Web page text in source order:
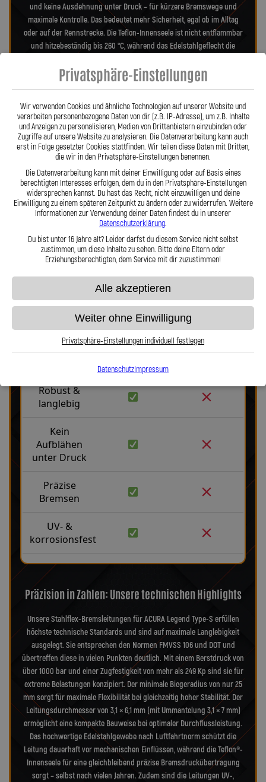
Stahlflex vs. Gummi
Stahlflex
Robust &
langlebig
Kein
Aufblähen
unter Druck
Präzise
Bremsen
UV- &
korrosionsfest
und keine Ausdehnung unter Druck – für kürzere Bremswege und
maximale Kontrolle. Das bedeutet mehr Sicherheit, egal ob im Alltag
oder auf der Rennstrecke. Die Teflon-Innenseele ist nicht entflammbar
und hitzebeständig bis 260 °C, während das Edelstahlgeflecht die
Einflüssen macht. Es schützt zuverlässig vor Marderbissen, Witterung
und Beschädigungen – ein regelmäßiger Austausch wie bei
dauerhaft ein sicheres Gefühl beim Fahren. Unsere ausjustierbaren,
verdrehbaren Anschlüsse ermöglichen eine drallfreie und
spannungsfreie Verlegung. Ob Sonderanfertigung oder anbaufertiges
Stahlflex-Kit – jede Leitung wird passgenau und präzise gefertigt. Mit
den Stahlflex-Bremsleitungen von Lothar Spiegler Kfz-Leitungen GmbH
entscheiden Sie sich für echte deutsche Qualität, höchste Sicherheit
und ein Produkt, das hält, was es verspricht.
Hier zu unserem Video „Stahlflex vs. Gummi“
Präzision in Zahlen: Unsere technischen Highlights
Unsere Stahlflex-Bremsleitungen für ACURA Legend Type-S erfüllen
höchste technische Standards und sind auf maximale Langlebigkeit
ausgelegt. Sie entsprechen den Normen FMVSS 106 und DOT und
übertreffen diese in vielen Punkten deutlich. Mit einem Berstdruck von
über 1000 bar und einer Zugfestigkeit von mehr als 249 Kp sind sie für
extreme Belastungen konzipiert. Der minimale Biegeradius von nur 25
mm sorgt für maximale Flexibilität bei gleichzeitig hoher Stabilität. Der
Leitungsdurchmesser von 3,1 × 6,1 mm (mit Ummantelung 3,1 × 7 mm)
ermöglicht eine kompakte Bauweise bei optimaler Durchflussleistung.
Das hochwertige Edelstahlgewebe nach Luftfahrtnorm schützt die
Leitung dauerhaft vor mechanischen Einflüssen, während die Teflon®-
Innenseele für eine gleichbleibend präzise Bremsdruckübertragung
sorgt – selbst nach vielen Jahren. Zudem sind die Leitungen UV-,
Privatsphäre-Einstellungen
Wir verwenden Cookies und ähnliche Technologien auf unserer Website und
verarbeiten personenbezogene Daten von dir (z.B. IP-Adresse), um z.B. Inhalte
und Anzeigen zu personalisieren, Medien von Drittanbietern einzubinden oder
Zugriffe auf unsere Website zu analysieren. Die Datenverarbeitung kann auch
erst in Folge gesetzter Cookies stattfinden. Wir teilen diese Daten mit Dritten,
die wir in den Privatsphäre-Einstellungen benennen.
Die Datenverarbeitung kann mit deiner Einwilligung oder auf Basis eines
berechtigten Interesses erfolgen, dem du in den Privatsphäre-Einstellungen
widersprechen kannst. Du hast das Recht, nicht einzuwilligen und deine
Einwilligung zu einem späteren Zeitpunkt zu ändern oder zu widerrufen. Weitere
Informationen zur Verwendung deiner Daten findest du in unserer
Datenschutzerklärung.
Du bist unter 16 Jahre alt? Leider darfst du diesem Service nicht selbst
zustimmen, um diese Inhalte zu sehen. Bitte deine Eltern oder
Erziehungsberechtigten, dem Service mit dir zuzustimmen!
Alle akzeptieren
Weiter ohne Einwilligung
Privatsphäre-Einstellungen individuell festlegen
DatenschutzImpressum